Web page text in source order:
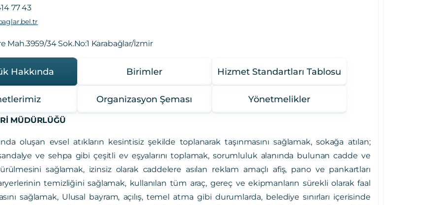
77 43
Mah.3959/34 Sok.No:1 Karabağlar/İzmir
Hakkında Birimler Hizmet Standartları Tablosu
Organizasyon Şeması Yönetmelikler
MÜDÜRLÜĞÜ
oluşan evsel atıkların kesintisiz şekilde toplanarak taşınmasını sağlamak,sokağa atılan;
ve sehpa gibi çeşitli ev eşyalarını toplamak, sorumluluk alanında bulunan cadde ve
sağlamak, izinsiz olarak caddelere asılan reklam amaçlı afiş, pano ve pankartları
temizliğini sağlamak, kullanılan tüm araç, gereç ve ekipmanların sürekli olarak faal
sağlamak, Ulusal bayram, açılış, temel atma gibi durumlarda, belediye sınırları içerisinde